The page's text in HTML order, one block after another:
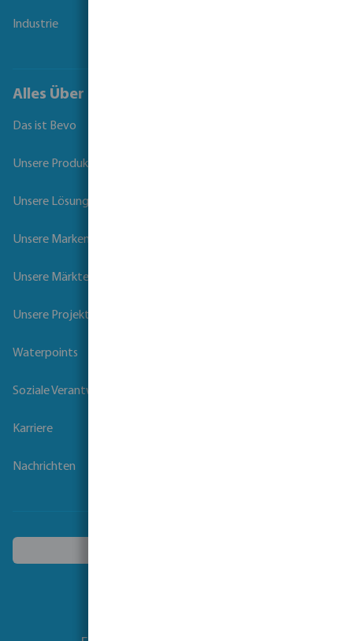
Industrie
Alles Über Bevo
Das ist Bevo
Unsere Produkte
Unsere Lösungen
Unsere Marken
Unsere Märkte
Unsere Projekte
Waterpoints
Soziale Verantwortung der Unternehmen
Karriere
Nachrichten